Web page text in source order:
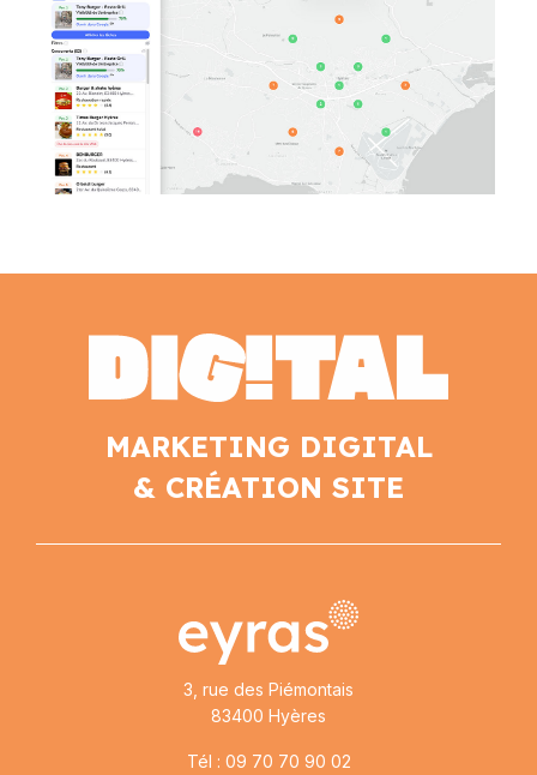
MARKETING DIGITAL
& CRÉATION SITE
3, rue des Piémontais
83400 Hyères
Tél : 09 70 70 90 02